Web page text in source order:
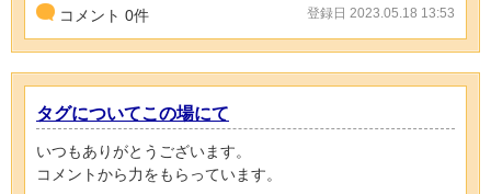
コメント 0件 登録日 2023.05.18 13:53
タグについてこの場にて
いつもありがとうございます。
コメントから力をもらっています。